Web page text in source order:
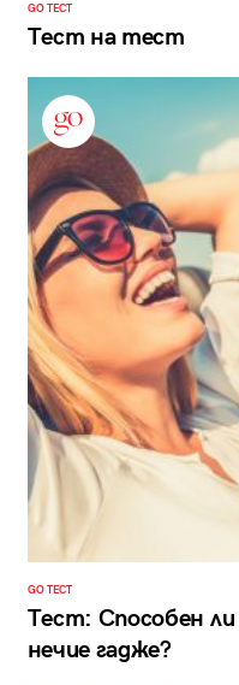
GO ТЕСТ
Тест на тест
GO ТЕСТ
Тест: Способен
нечие гадже?